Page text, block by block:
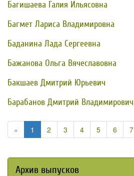
Багишаева Галия Ильясовна
Багмет Лариса Владимировна
Баданина Лада Сергеевна
Бажанова Ольга Вячеславовна
Бакшаев Дмитрий Юрьевич
Барабанов Дмитрий Владимирович
« 1 2 3 4 5 6 7
Архив выпусков